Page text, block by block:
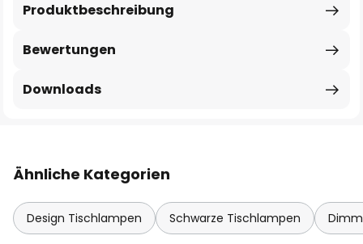
Produktbeschreibung
Bewertungen
Downloads
Ähnliche Kategorien
Design Tischlampen Schwarze Tischlampen